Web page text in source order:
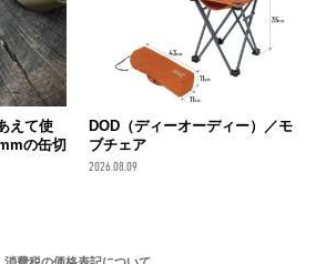
えて使
の缶切
DOD（ディーオーディー）／モ
ブチェア
2026.08.09